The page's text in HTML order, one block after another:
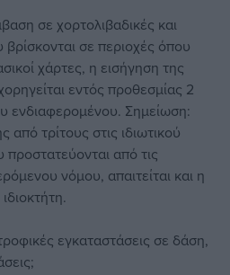
σε χορτολιβαδικές και
σε περιοχές όπου
χάρτες, η εισήγηση της
εντός προθεσμίας 2
ενδιαφερομένου. Σημείωση:
τρίτους στις ιδιωτικού
από τις
νόμου, απαιτείται και η
εγκαταστάσεις σε δάση,